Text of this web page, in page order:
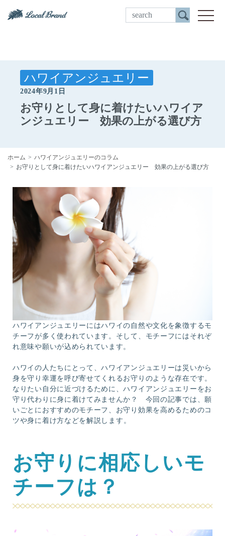
ご来店予約
ハワイアンジュエリー
2024年9月1日
お守りとして身に着けたいハワイア
ンジュエリー 効果の上がる選び方
ホーム
ハワイアンジュエリーのコラム
お守りとして身に着けたいハワイアンジュエリー 効果の上がる選び方
ハワイアンジュエリーにはハワイの自然や文化を象徴するモ
チーフが多く使われています。そして、モチーフにはそれぞ
れ意味や願いが込められています。
ハワイの人たちにとって、ハワイアンジュエリーは災いから
身を守り幸運を呼び寄せてくれるお守りのような存在です。
なりたい自分に近づけるために、ハワイアンジュエリーをお
守り代わりに身に着けてみませんか？ 今回の記事では、願
いごとにおすすめのモチーフ、お守り効果を高めるためのコ
ツや身に着け方などを解説します。
お守りに相応しいモ
チーフは？